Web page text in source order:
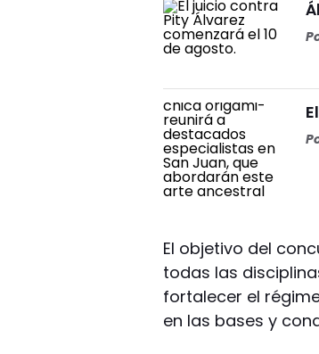
El objetivo del
todas las
fortalecer el
en las bases y